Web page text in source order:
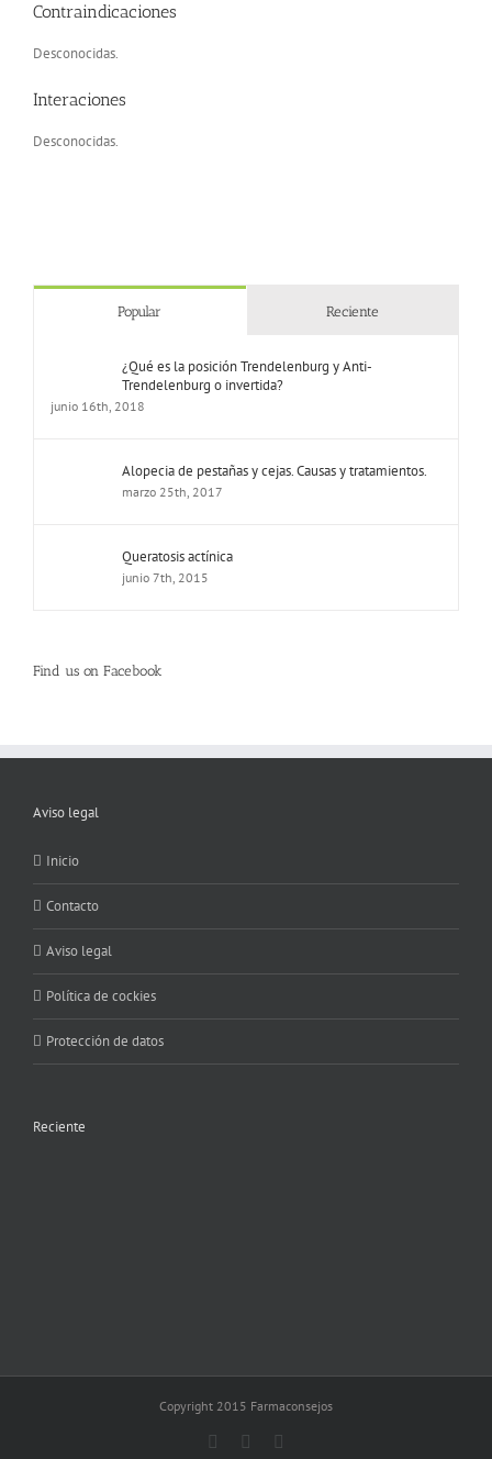
Contraindicaciones
Desconocidas.
Interaciones
Desconocidas.
Popular Reciente
¿Qué es la posición Trendelenburg y Anti-
Trendelenburg o invertida?
junio 16th, 2018
Alopecia de pestañas y cejas. Causas y tratamientos.
marzo 25th, 2017
Queratosis actínica
junio 7th, 2015
Find us on Facebook
Aviso legal
Inicio
Contacto
Aviso legal
Política de cockies
Protección de datos
Reciente
Copyright 2015 Farmaconsejos
Facebook